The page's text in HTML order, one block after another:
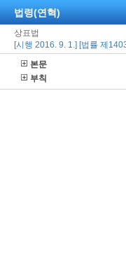
법령(연혁)
상표법
[시행 2016. 9. 1.] [법률 제
본문
부칙